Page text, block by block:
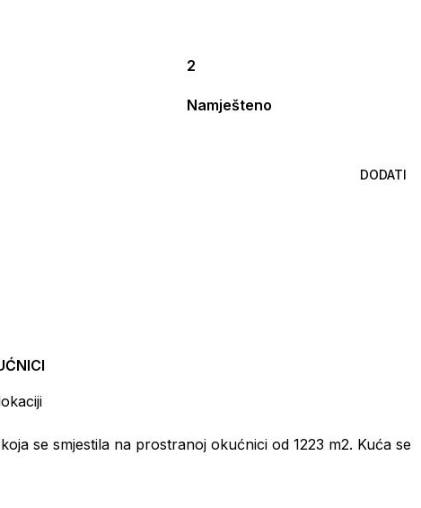
2
Namješteno
DODATI
se smjestila na prostranoj okućnici od 1223 m2. Kuća se
se sastoji od dva stana. Stan u prizemlju ima